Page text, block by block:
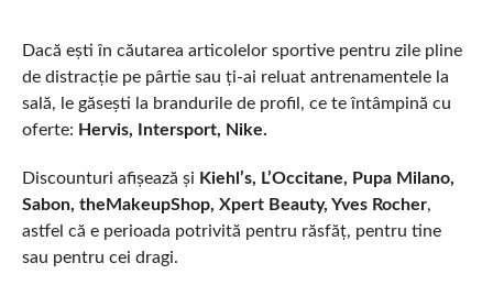
Dacă ești în căutarea articolelor sportive pentru zile pline
de distracție pe pârtie sau ți-ai reluat antrenamentele la
sală, le găsești la brandurile de profil, ce te întâmpină cu
oferte: Hervis, Intersport, Nike.
Discounturi afișează și Kiehl’s, L’Occitane, Pupa Milano,
Sabon, theMakeupShop, Xpert Beauty, Yves Rocher,
astfel că e perioada potrivită pentru răsfăț, pentru tine
sau pentru cei dragi.